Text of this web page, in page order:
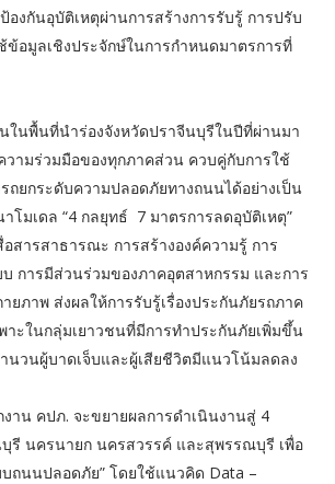
องกันอุบัติเหตุผ่านการสร้างการรับรู้ การปรับ
ข้อมูลเชิงประจักษ์ในการกำหนดมาตรการที่
ในพื้นที่นำร่องจังหวัดปราจีนบุรีในปีที่ผ่านมา
ามร่วมมือของทุกภาคส่วน ควบคู่กับการใช้
ถยกระดับความปลอดภัยทางถนนได้อย่างเป็น
โมเดล “4 กลยุทธ์ 7 มาตรการลดอุบัติเหตุ”
สารสาธารณะ การสร้างองค์ความรู้ การ
การมีส่วนร่วมของภาคอุตสาหกรรม และการ
ายภาพ ส่งผลให้การรับรู้เรื่องประกันภัยรถภาค
าะในกลุ่มเยาวชนที่มีการทำประกันภัยเพิ่มขึ้น
นวนผู้บาดเจ็บและผู้เสียชีวิตมีแนวโน้มลดลง
าน คปภ. จะขยายผลการดำเนินงานสู่ 4
รี นครนายก นครสวรรค์ และสุพรรณบุรี เพื่อ
นนปลอดภัย” โดยใช้แนวคิด Data –